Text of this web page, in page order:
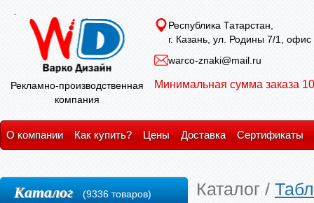
Рекламно-производственная
компания
Республика Татарстан,
г. Казань, ул. Родины 7/1, офис
warco-znaki@mail.ru
Минимальная сумма заказа
О компании Как купить? Цены Доставка Сертификаты
Каталог /
Каталог (9336 товаров)